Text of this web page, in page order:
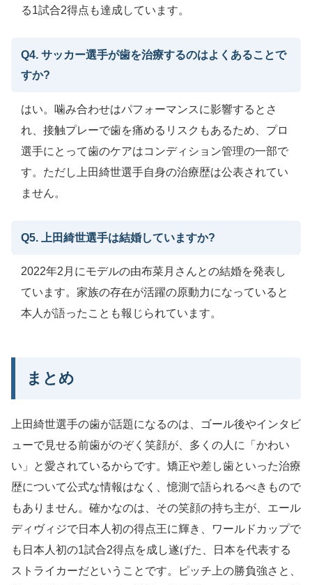
る1試合2得点も達成しています。
Q4. サッカー選手が歯を治療するのはよくあることで
すか?
はい。噛み合わせはパフォーマンスに影響するとさ
れ、接触プレーで歯を痛めるリスクもあるため、プロ
選手にとって歯のケアはコンディション管理の一部で
す。ただし上田綺世選手自身の治療歴は公表されてい
ません。
Q5. 上田綺世選手は結婚していますか?
2022年2月にモデルの由布菜月さんとの結婚を発表し
ています。家族の存在が活躍の原動力になっていると
本人が語ったことも報じられています。
まとめ
上田綺世選手の歯が話題になるのは、ゴール後やインタビ
ューで見せる前歯がのぞく笑顔が、多くの人に「かわい
い」と愛されているからです。矯正や差し歯といった治療
歴について公式な情報はなく、憶測で語られるべきもので
もありません。確かなのは、その笑顔の持ち主が、エール
ディヴィジで日本人初の得点王に輝き、ワールドカップで
も日本人初の1試合2得点を成し遂げた、日本を代表する
ストライカーだということです。ピッチ上の勝負強さと、